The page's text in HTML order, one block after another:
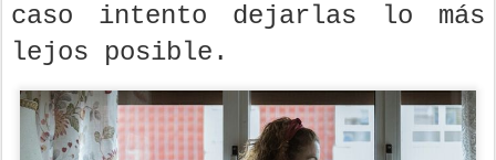
caso intento dejarlas lo más
lejos posible.